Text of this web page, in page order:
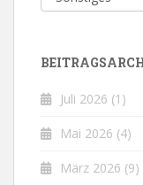
Juli 2026 (1)
Mai 2026 (4)
März 2026 (9)